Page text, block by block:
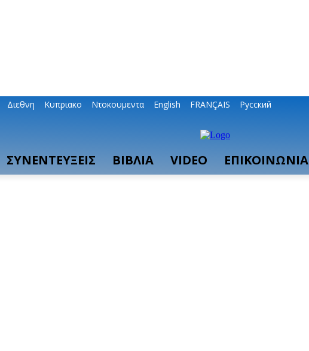
Διεθνη Κυπριακο Ντοκουμεντα English FRANÇAIS Русский
ΣΥΝΕΝΤΕΥΞΕΙΣ ΒΙΒΛΙΑ VIDEO ΕΠΙΚΟΙΝΩΝΙΑ